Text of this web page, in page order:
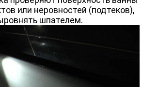
или неровностей (подтеков),
шпателем.